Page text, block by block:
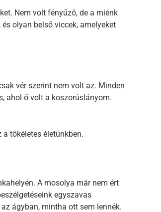
Nem volt fényűző, de a miénk
olyan belső viccek, amelyeket
vér szerint nem volt az. Minden
ahol ő volt a koszorúslányom.
tökéletes életünkben.
A mosolya már nem ért
egyszavas
ágyban, mintha ott sem lennék.